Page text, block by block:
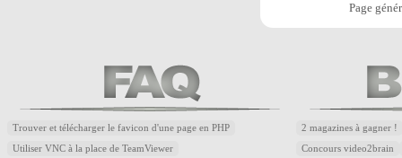
Page
Trouver et télécharger le favicon d'une page en PHP
Utiliser VNC à la place de TeamViewer
2 magazines à gagner !
Concours video2brain